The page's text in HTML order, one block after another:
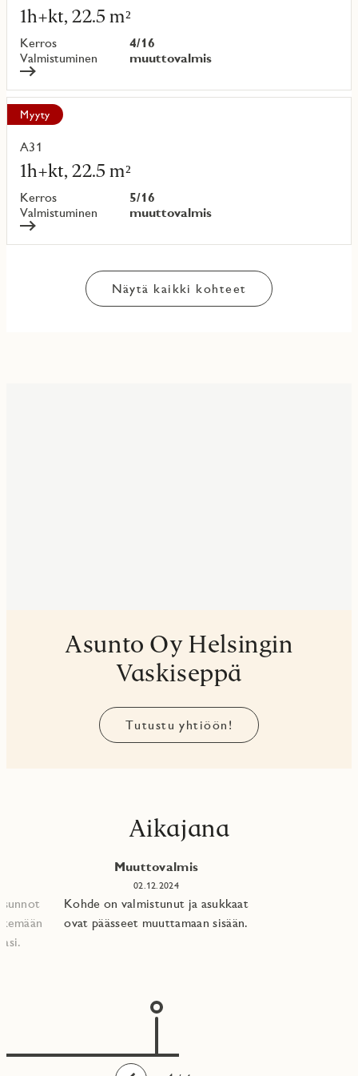
1h+kt, 22.5 m²
Kerros
4/16
Valmistuminen
muuttovalmis
lisää
kohteesta
Myyty
A31
1h+kt, 22.5 m²
Kerros
5/16
Valmistuminen
muuttovalmis
Lue
lisää
kohteesta
Näytä kaikki kohteet
Asunto Oy Helsingin
Vaskiseppä
Tutustu yhtiöön!
Aikajana
Muuttovalmis
02.12.2024
Kohde on valmistunut ja asukkaat
ovat päässeet muuttamaan sisään.